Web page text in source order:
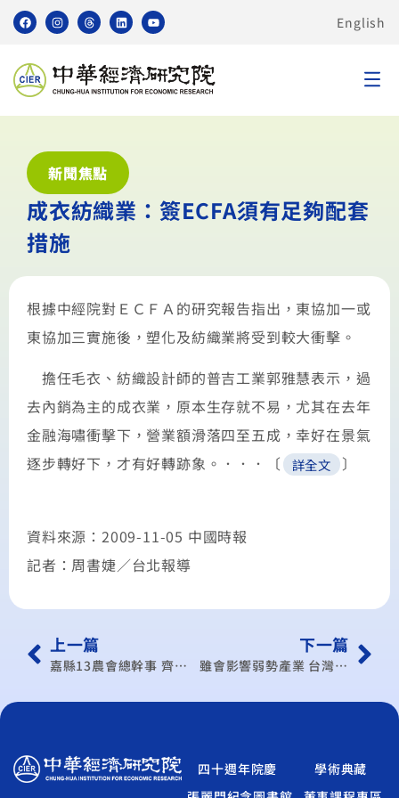
English
新聞焦點
成衣紡織業：簽ECFA須有足夠配套
措施
根據中經院對ＥＣＦＡ的研究報告指出，東協加一或
東協加三實施後，塑化及紡織業將受到較大衝擊。
擔任毛衣、紡織設計師的普吉工業郭雅慧表示，過
去內銷為主的成衣業，原本生存就不易，尤其在去年
金融海嘯衝擊下，營業額滑落四至五成，幸好在景氣
逐步轉好下，才有好轉跡象。．．．〔
詳全文 〕
資料來源：2009-11-05 中國時報
記者：周書婕／台北報導
上一篇
嘉縣13農會總幹事 齊反ECFA
下一篇
雖會影響弱勢產業 台灣仍應簽ECFA
四十週年院慶
學術典藏